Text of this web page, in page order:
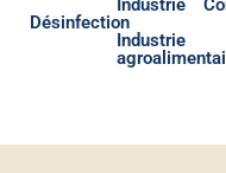
Désinfection
Industrie
Industrie